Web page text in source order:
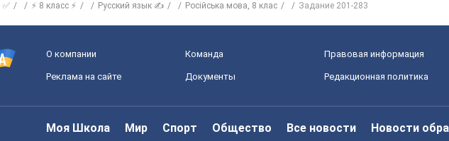
✅ ⚡ 8 класс ⚡ Русский язык ✍ Російська мова, 8 клас Задание 201-283
О компании Команда Правовая информация
Реклама на сайте Документы Редакционная политика
Моя Школа Мир Спорт Общество Все новости Новости